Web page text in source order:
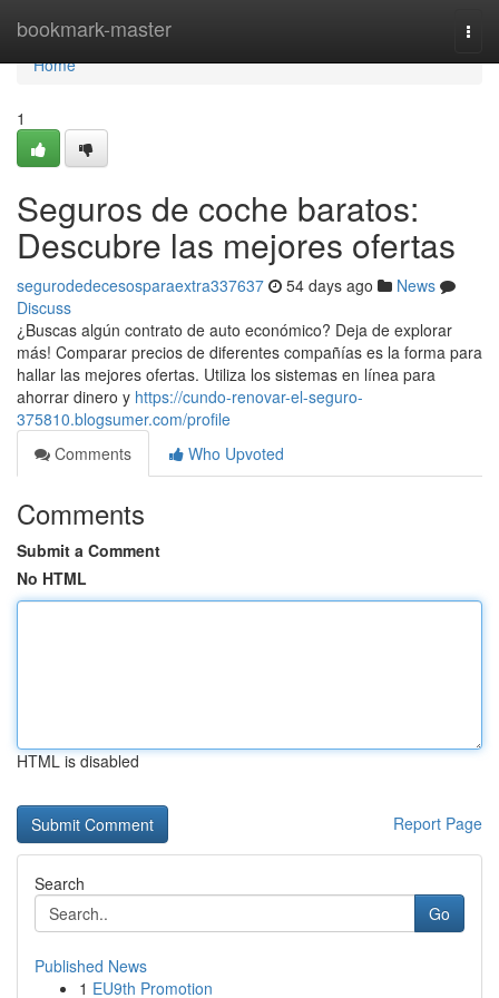
bookmark-master
Home
Home
1
Seguros de coche baratos:
Descubre las mejores ofertas
segurodedecesosparaextra337637 54 days ago
News
Discuss
¿Buscas algún contrato de auto económico? Deja de explorar
más! Comparar precios de diferentes compañías es la forma para
hallar las mejores ofertas. Utiliza los sistemas en línea para
ahorrar dinero y https://cundo-renovar-el-seguro-
375810.blogsumer.com/profile
Comments
Who Upvoted
Comments
Submit a Comment
No HTML
HTML is disabled
Report Page
Search
Go
Published News
1 EU9th Promotion